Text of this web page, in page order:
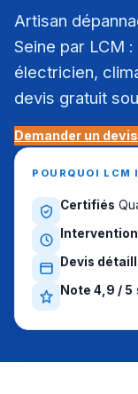
Artisan
Seine par LCM
électricien,
devis gratuit
Demander un
POURQUOI LCM
Certifiés
Devis
Note 4,9 / 5